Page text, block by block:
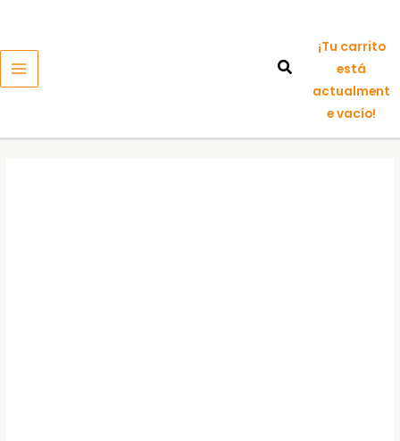
contenido
MENU
¡Tu carrito
está
actualment
e vacío!